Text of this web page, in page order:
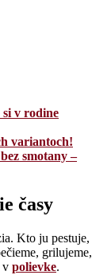
si v rodine
variantoch!
smotany –
časy
Kto ju pestuje,
grilujeme,
v polievke.